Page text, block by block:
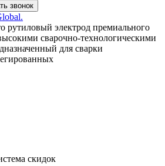
звонок
рутиловый электрод премиального
сварочно-технологическими
для сварки
скидок